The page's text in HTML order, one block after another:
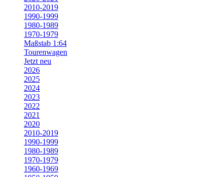
2010-2019
1990-1999
1980-1989
1970-1979
Maßstab 1:64
Tourenwagen
Jetzt neu
2026
2025
2024
2023
2022
2021
2020
2010-2019
1990-1999
1980-1989
1970-1979
1960-1969